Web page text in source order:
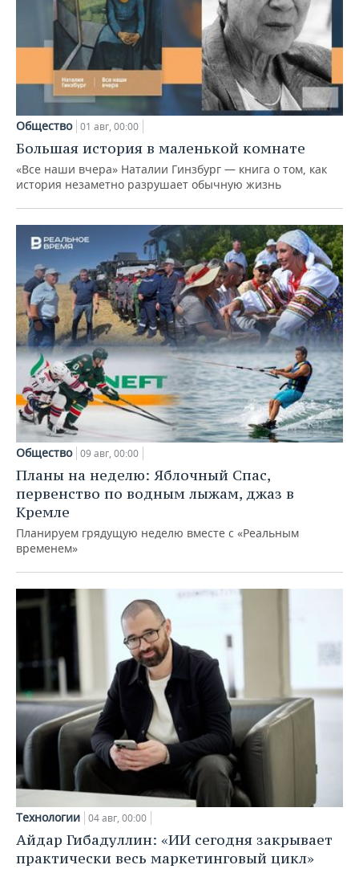
Общество 01 авг, 00:00
Большая история в маленькой комнате
«Все наши вчера» Наталии Гинзбург — книга о том, как
история незаметно разрушает обычную жизнь
Общество 09 авг, 00:00
Планы на неделю: Яблочный Спас,
первенство по водным лыжам, джаз в
Кремле
Планируем грядущую неделю вместе с «Реальным
временем»
Технологии 04 авг, 00:00
Айдар Гибадуллин: «ИИ сегодня закрывает
практически весь маркетинговый цикл»